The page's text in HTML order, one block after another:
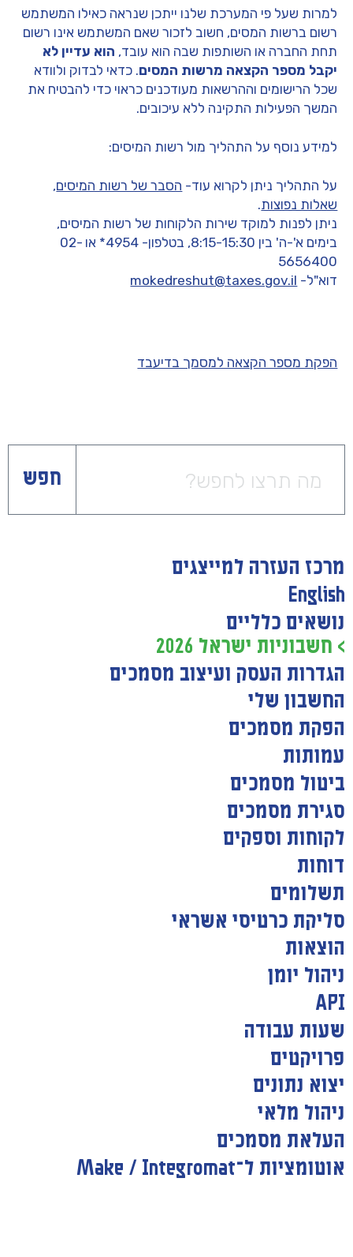
למרות שעל פי המערכת שלנו ייתכן שנראה כאילו המשתמש
רשום ברשות המסים, חשוב לזכור שאם המשתמש אינו רשום
תחת החברה או השותפות שבה הוא עובד, הוא עדיין לא
יקבל מספר הקצאה מרשות המסים. כדאי לבדוק ולוודא
שכל הרישומים וההרשאות מעודכנים כראוי כדי להבטיח את
המשך הפעילות התקינה ללא עיכובים.
למידע נוסף על התהליך מול רשות המיסים:
על התהליך ניתן לקרוא עוד- הסבר של רשות המיסים,
שאלות נפוצות.
ניתן לפנות למוקד שירות הלקוחות של רשות המיסים,
בימים א'-ה' בין 8:15-15:30, בטלפון- 4954* או 02-
5656400
דוא"ל- mokedreshut@taxes.gov.il
הפקת מספר הקצאה למסמך בדיעבד
חפש
מרכז העזרה למייצגים
English
נושאים כלליים
> חשבוניות ישראל 2026
הגדרות העסק ועיצוב מסמכים
החשבון שלי
הפקת מסמכים
עמותות
ביטול מסמכים
סגירת מסמכים
לקוחות וספקים
דוחות
תשלומים
סליקת כרטיסי אשראי
הוצאות
ניהול יומן
API
שעות עבודה
פרויקטים
יצוא נתונים
ניהול מלאי
העלאת מסמכים
אוטומציות ל־Make / Integromat